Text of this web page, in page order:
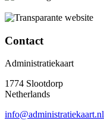
Contact
Administratiekaart
1774 Slootdorp
Netherlands
info@administratiekaart.nl